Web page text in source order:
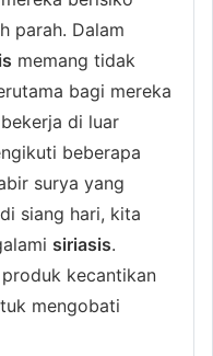
parah. Dalam
memang tidak
bagi mereka
di luar
beberapa
surya yang
siang hari, kita
siriasis.
kecantikan
mengobati